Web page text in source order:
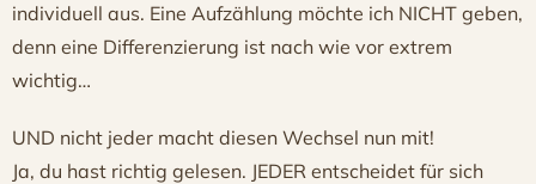
individuell aus. Eine Aufzählung möchte ich NICHT geben,
denn eine Differenzierung ist nach wie vor extrem
wichtig…
UND nicht jeder macht diesen Wechsel nun mit!
Ja, du hast richtig gelesen. JEDER entscheidet für sich